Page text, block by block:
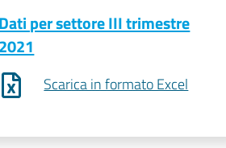
per settore III trimestre
Scarica in formato Excel